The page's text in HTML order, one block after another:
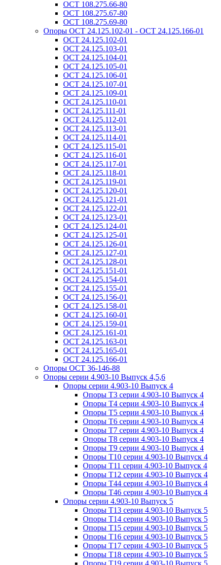
ОСТ 108.275.66-80
ОСТ 108.275.67-80
ОСТ 108.275.69-80
Опоры ОСТ 24.125.102-01 - ОСТ 24.125.166-01
ОСТ 24.125.102-01
ОСТ 24.125.103-01
ОСТ 24.125.104-01
ОСТ 24.125.105-01
ОСТ 24.125.106-01
ОСТ 24.125.107-01
ОСТ 24.125.109-01
ОСТ 24.125.110-01
ОСТ 24.125.111-01
ОСТ 24.125.112-01
ОСТ 24.125.113-01
ОСТ 24.125.114-01
ОСТ 24.125.115-01
ОСТ 24.125.116-01
ОСТ 24.125.117-01
ОСТ 24.125.118-01
ОСТ 24.125.119-01
ОСТ 24.125.120-01
ОСТ 24.125.121-01
ОСТ 24.125.122-01
ОСТ 24.125.123-01
ОСТ 24.125.124-01
ОСТ 24.125.125-01
ОСТ 24.125.126-01
ОСТ 24.125.127-01
ОСТ 24.125.128-01
ОСТ 24.125.151-01
ОСТ 24.125.154-01
ОСТ 24.125.155-01
ОСТ 24.125.156-01
ОСТ 24.125.158-01
ОСТ 24.125.160-01
ОСТ 24.125.159-01
ОСТ 24.125.161-01
ОСТ 24.125.163-01
ОСТ 24.125.165-01
ОСТ 24.125.166-01
Опоры ОСТ 36-146-88
Опоры серии 4.903-10 Выпуск 4,5,6
Опоры серии 4.903-10 Выпуск 4
Опоры Т3 серии 4.903-10 Выпуск 4
Опоры Т4 серии 4.903-10 Выпуск 4
Опоры Т5 серии 4.903-10 Выпуск 4
Опоры Т6 серии 4.903-10 Выпуск 4
Опоры Т7 серии 4.903-10 Выпуск 4
Опоры Т8 серии 4.903-10 Выпуск 4
Опоры Т9 серии 4.903-10 Выпуск 4
Опоры Т10 серии 4.903-10 Выпуск 4
Опоры Т11 серии 4.903-10 Выпуск 4
Опоры Т12 серии 4.903-10 Выпуск 4
Опоры Т44 серии 4.903-10 Выпуск 4
Опоры Т46 серии 4.903-10 Выпуск 4
Опоры серии 4.903-10 Выпуск 5
Опоры Т13 серии 4.903-10 Выпуск 5
Опоры Т14 серии 4.903-10 Выпуск 5
Опоры Т15 серии 4.903-10 Выпуск 5
Опоры Т16 серии 4.903-10 Выпуск 5
Опоры Т17 серии 4.903-10 Выпуск 5
Опоры Т18 серии 4.903-10 Выпуск 5
Опоры Т19 серии 4.903-10 Выпуск 5